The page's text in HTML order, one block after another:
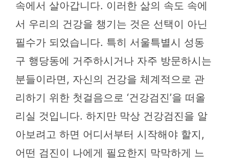
속에서 살아갑니다. 이러한 삶의 속도 속에
서 우리의 건강을 챙기는 것은 선택이 아닌
필수가 되었습니다. 특히 서울특별시 성동
구 행당동에 거주하시거나 자주 방문하시는
분들이라면, 자신의 건강을 체계적으로 관
리하기 위한 첫걸음으로 ‘건강검진’을 떠올
리실 것입니다. 하지만 막상 건강검진을 알
아보려고 하면 어디서부터 시작해야 할지,
어떤 검진이 나에게 필요한지 막막하게 느